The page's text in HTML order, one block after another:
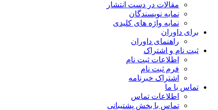
مقالات در دست انتشار
نمایه نویسندگان
نمایه واژه های کلیدی
برای داوران
راهنمای داوران
ثبت نام و اشتراک
اطلاعات ثبت نام
فرم ثبت نام
اشتراک خبرنامه
تماس با ما
اطلاعات تماس
تماس با بخش پشتیبانی